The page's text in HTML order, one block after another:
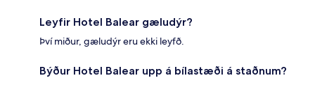
Leyfir Hotel Balear gæludýr?
Því miður, gæludýr eru ekki leyfð.
Býður Hotel Balear upp á bílastæði á staðnum?